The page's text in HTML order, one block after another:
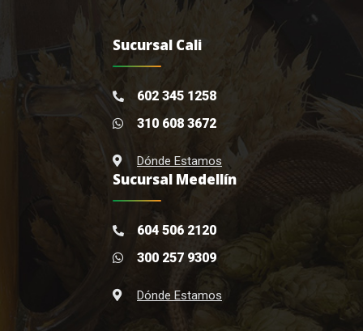
Sucursal Cali
602 345 1258
310 608 3672
Dónde Estamos
Sucursal Medellín
604 506 2120
300 257 9309
Dónde Estamos